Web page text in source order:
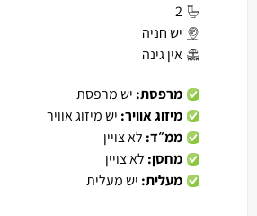
2
יש חניה
אין גינה
מרפסת: יש מרפסת
מיזוג אוויר: יש מיזוג אוויר
ממ״ד: לא צויין
מחסן: לא צויין
מעלית: יש מעלית